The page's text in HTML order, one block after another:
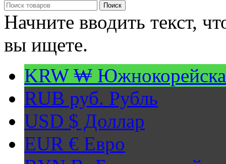
Поиск
Начните вводить текст,
вы ищете.
KRW ₩
RUB руб. Рубль
USD $ Доллар
EUR € Евро